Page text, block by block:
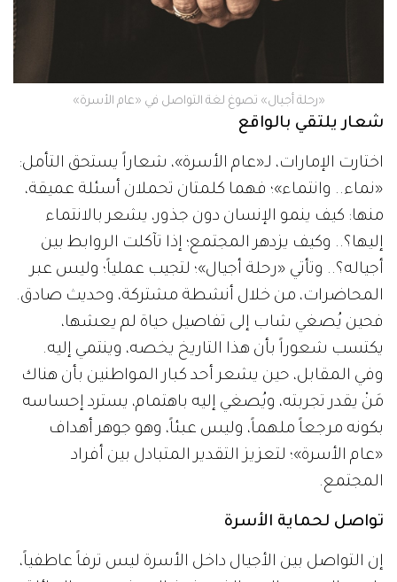
«رحلة أجيال» تصوغ لغة التواصل في «عام الأسرة»
شعار يلتقي بالواقع
اختارت الإمارات، لـ«عام الأسرة»، شعاراً يستحق التأمل:
«نماء.. وانتماء»؛ فهما كلمتان تحملان أسئلة عميقة،
منها: كيف ينمو الإنسان دون جذور، يشعر بالانتماء
إليها؟.. وكيف يزدهر المجتمع؛ إذا تآكلت الروابط بين
أجياله؟.. وتأتي «رحلة أجيال»؛ لتجيب عملياً؛ وليس عبر
المحاضرات، من خلال أنشطة مشتركة، وحديث صادق.
فحين يُصغي شاب إلى تفاصيل حياة لم يعشها،
يكتسب شعوراً بأن هذا التاريخ يخصه، وينتمي إليه.
وفي المقابل، حين يشعر أحد كبار المواطنين بأن هناك
مَنْ يقدر تجربته، ويُصغي إليه باهتمام، يسترد إحساسه
بكونه مرجعاً ملهماً، وليس عبئاً، وهو جوهر أهداف
«عام الأسرة»؛ لتعزيز التقدير المتبادل بين أفراد
المجتمع.
تواصل لحماية الأسرة
إن التواصل بين الأجيال داخل الأسرة ليس ترفاً عاطفياً،